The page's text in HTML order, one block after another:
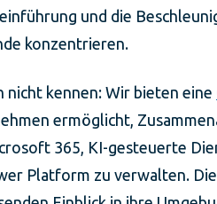
und die
konzentrieren.
nicht kennen: Wir bieten eine
ermöglicht,
365, KI-gesteuerte
Platform zu verwalten.